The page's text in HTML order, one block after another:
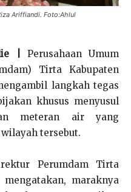
Ariffiandi. Foto:Ahlul
|
Perusahaan Umum
Tirta Kabupaten
langkah tegas
khusus menyusul
meteran air yang
tersebut.
Perumdam Tirta
maraknya